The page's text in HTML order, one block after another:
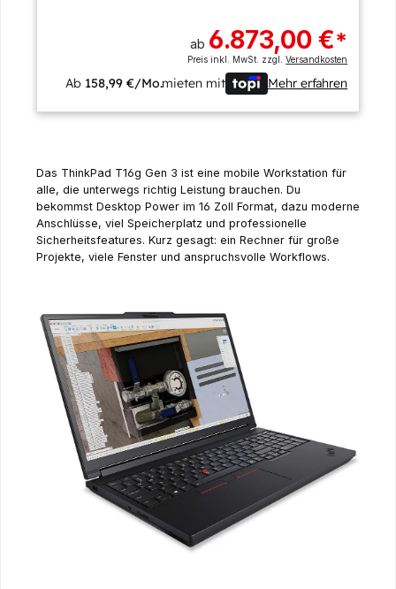
ab 6.873,00 €*
Preis inkl. MwSt. zzgl.Versandkosten
Ab 158,99 €/Mo.mieten mit Mehr erfahren
Das ThinkPad T16g Gen 3 ist eine mobile Workstation für
alle, die unterwegs richtig Leistung brauchen. Du
bekommst Desktop Power im 16 Zoll Format, dazu moderne
Anschlüsse, viel Speicherplatz und professionelle
Sicherheitsfeatures. Kurz gesagt: ein Rechner für große
Projekte, viele Fenster und anspruchsvolle Workflows.